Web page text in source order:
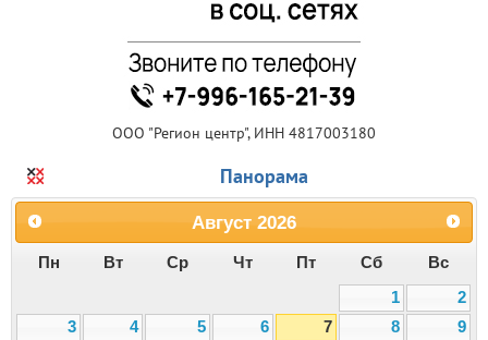
ООО "Регион центр", ИНН 4817003180
Панорама
Август 2026
Пн Вт Ср Чт Пт Сб
Вс
1
2
3
4 5 6 7 8
9